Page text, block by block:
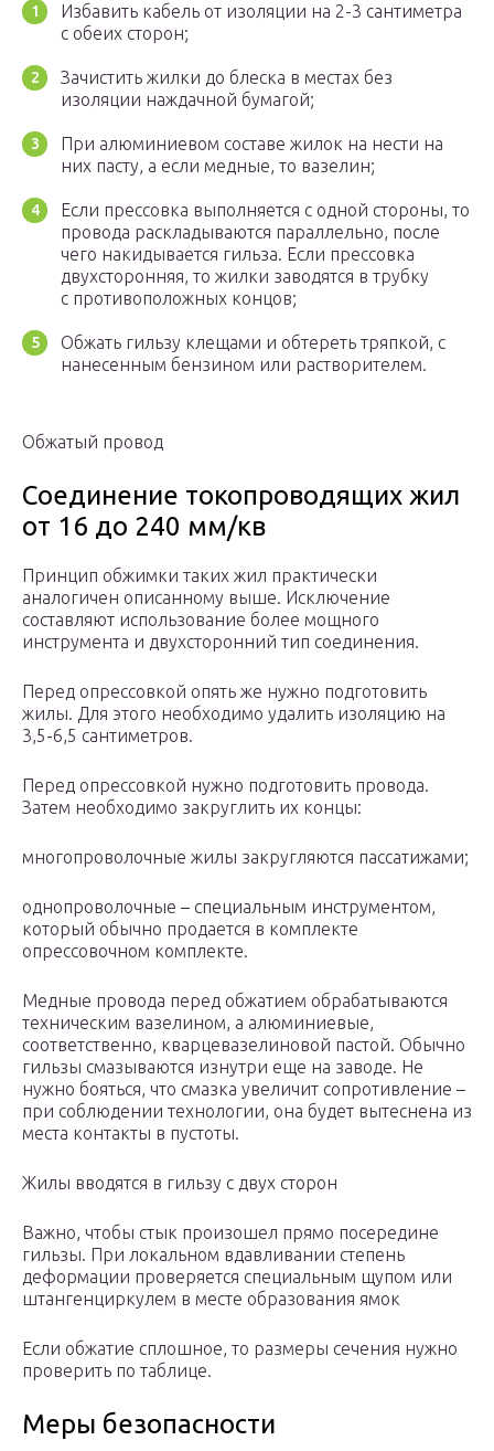
Избавить кабель от изоляции на 2-3 сантиметра
с обеих сторон;
Зачистить жилки до блеска в местах без
изоляции наждачной бумагой;
При алюминиевом составе жилок на нести на
них пасту, а если медные, то вазелин;
Если прессовка выполняется с одной стороны, то
провода раскладываются параллельно, после
чего накидывается гильза. Если прессовка
двухсторонняя, то жилки заводятся в трубку
с противоположных концов;
Обжать гильзу клещами и обтереть тряпкой, с
нанесенным бензином или растворителем.
Обжатый провод
Соединение токопроводящих жил
от 16 до 240 мм/кв
Принцип обжимки таких жил практически
аналогичен описанному выше. Исключение
составляют использование более мощного
инструмента и двухсторонний тип соединения.
Перед опрессовкой опять же нужно подготовить
жилы. Для этого необходимо удалить изоляцию на
3,5-6,5 сантиметров.
Перед опрессовкой нужно подготовить провода.
Затем необходимо закруглить их концы:
многопроволочные жилы закругляются пассатижами;
однопроволочные – специальным инструментом,
который обычно продается в комплекте
опрессовочном комплекте.
Медные провода перед обжатием обрабатываются
техническим вазелином, а алюминиевые,
соответственно, кварцевазелиновой пастой. Обычно
гильзы смазываются изнутри еще на заводе. Не
нужно бояться, что смазка увеличит сопротивление –
при соблюдении технологии, она будет вытеснена из
места контакты в пустоты.
Жилы вводятся в гильзу с двух сторон
Важно, чтобы стык произошел прямо посередине
гильзы. При локальном вдавливании степень
деформации проверяется специальным щупом или
штангенциркулем в месте образования ямок
Если обжатие сплошное, то размеры сечения нужно
проверить по таблице.
Меры безопасности